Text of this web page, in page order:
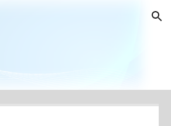
Skip to navigation